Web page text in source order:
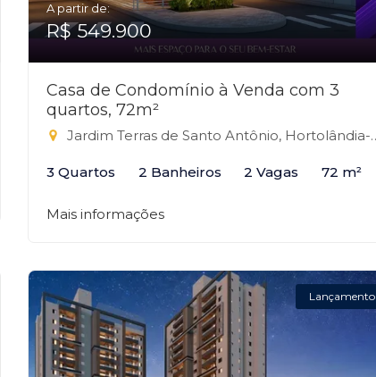
A partir de:
R$ 549.900
Casa de Condomínio à Venda com 3
quartos, 72m²
Jardim Terras de Santo Antônio, Hortolândia-SP
3 Quartos 2 Banheiros 2 Vagas 72 m²
Mais informações
Lançamento